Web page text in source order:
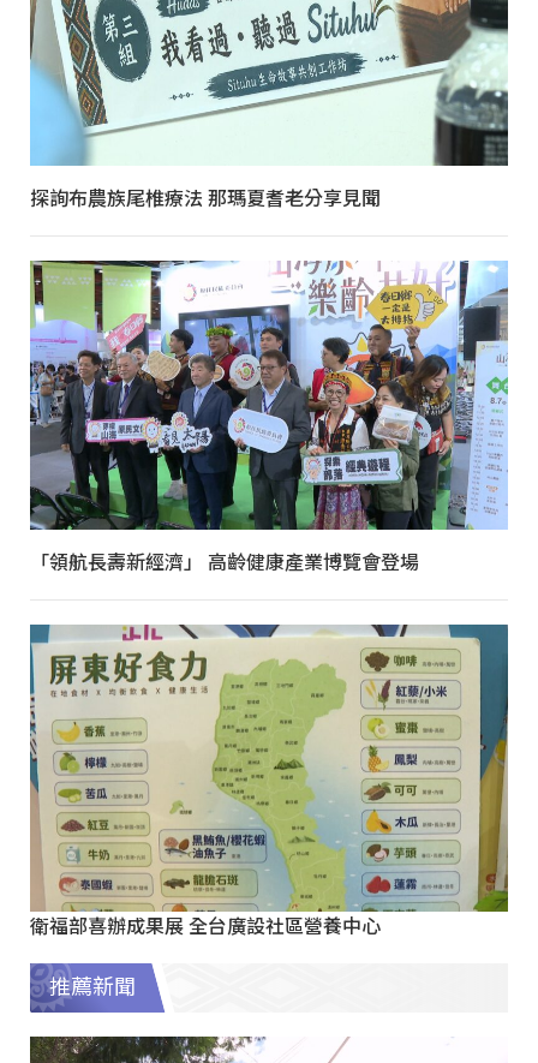
探詢布農族尾椎療法 那瑪夏耆老分享見聞
「領航長壽新經濟」 高齡健康產業博覽會登場
衛福部喜辦成果展 全台廣設社區營養中心
推薦新聞